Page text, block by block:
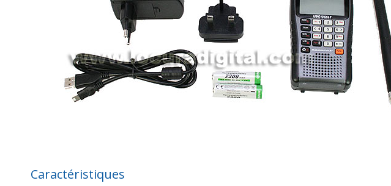
Caractéristiques